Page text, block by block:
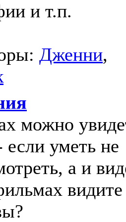
и т.п.
Дженни,
можно
если уметь не
а и
видите